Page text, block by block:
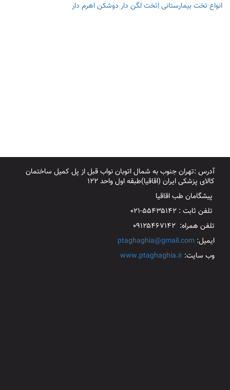
انواع تخت بیمارستانی |تخت لگن دار دوشکن اهرم دار
آدرس :تهران جنوب به شمال اتوبان نواب قبل از پل کمیل ساختمان
کالای پزشکی ایران (اقاقیا)طبقه اول واحد ۱۲۲
پیشگامان طب اقاقیا
تلفن ثابت : ۵۵۴۳۵۱۴۲-۰۲۱
تلفن همراه: ۰۹۱۲۵۴۶۷۱۴۲
ایمیل: ptaghaghia@gmail.com
وب سایت: www.ptaghaghia.ir